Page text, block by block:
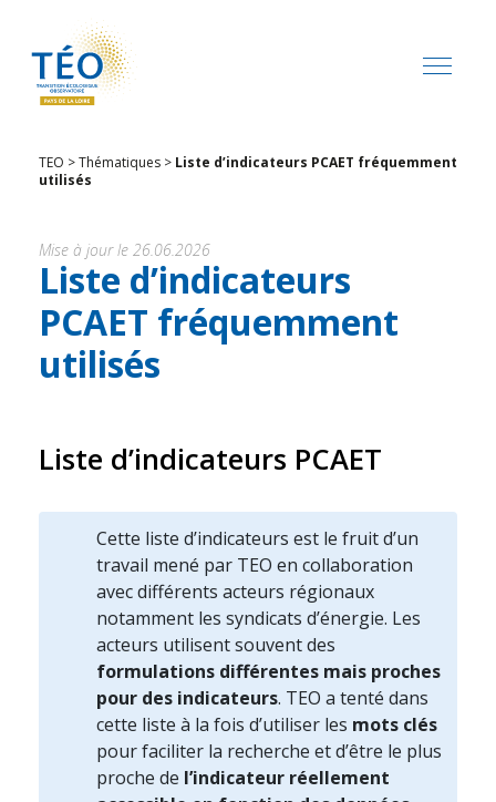
TEO >Thématiques > Liste d’indicateurs PCAET fréquemment
utilisés
Mise à jour le 26.06.2026
Liste d’indicateurs
PCAET fréquemment
utilisés
Liste d’indicateurs PCAET
Cette liste d’indicateurs est le fruit d’un
travail mené par TEO en collaboration
avec différents acteurs régionaux
notamment les syndicats d’énergie. Les
acteurs utilisent souvent des
formulations différentes mais proches
pour des indicateurs. TEO a tenté dans
cette liste à la fois d’utiliser les mots clés
pour faciliter la recherche et d’être le plus
proche de l’indicateur réellement